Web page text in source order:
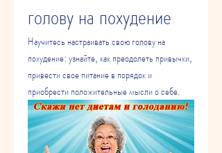
голову на похудение
Научитесь настраивать свою голову на
похудение: узнайте, как преодолеть привычки,
привести свое питание в порядок и
приобрести положительные мысли о себе.